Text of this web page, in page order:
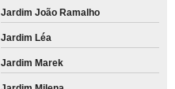
Jardim João Ramalho
Jardim Léa
Jardim Marek